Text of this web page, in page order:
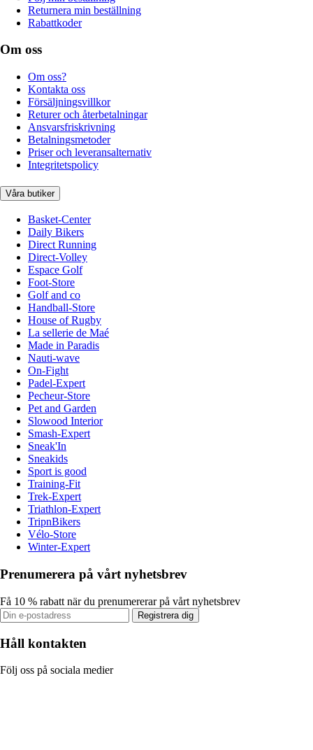
Returnera min beställning
Rabattkoder
Om oss
Om oss?
Kontakta oss
Försäljningsvillkor
Returer och återbetalningar
Ansvarsfriskrivning
Betalningsmetoder
Priser och leveransalternativ
Integritetspolicy
Våra butiker
Basket-Center
Daily Bikers
Direct Running
Direct-Volley
Espace Golf
Foot-Store
Golf and co
Handball-Store
House of Rugby
La sellerie de Maé
Made in Paradis
Nauti-wave
On-Fight
Padel-Expert
Pecheur-Store
Pet and Garden
Slowood Interior
Smash-Expert
Sneak'In
Sneakids
Sport is good
Training-Fit
Trek-Expert
Triathlon-Expert
TripnBikers
Vélo-Store
Winter-Expert
Prenumerera på vårt nyhetsbrev
Få 10 % rabatt när du prenumererar på vårt nyhetsbrev
Registrera dig
Håll kontakten
Följ oss på sociala medier